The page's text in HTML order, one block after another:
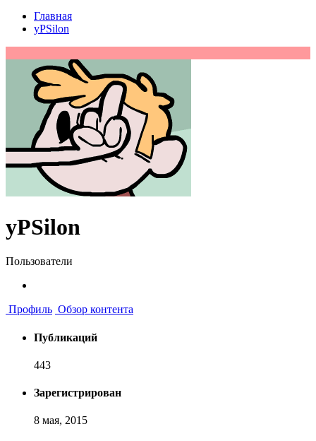
Главная
yPSilon
yPSilon
Пользователи
Профиль Обзор контента
Публикаций
443
Зарегистрирован
8 мая, 2015